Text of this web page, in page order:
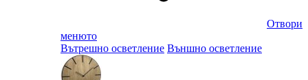
Отвори
менюто
Вътрешно осветление Външно осветление